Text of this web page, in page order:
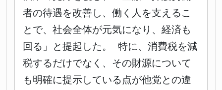
者の待遇を改善し、働く人を支えるこ
とで、社会全体が元気になり、経済も
回る」と提起した。 特に、消費税を減
税するだけでなく、その財源について
も明確に提示している点が他党との違